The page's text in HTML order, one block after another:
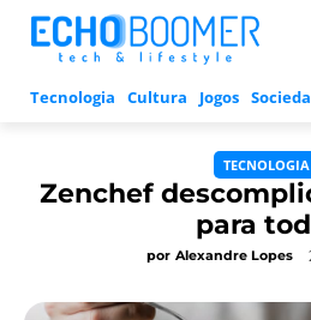
Tecnologia Cultura Jogos
TECNOLOGIA
Zenchef
para
por Alexandre Lopes